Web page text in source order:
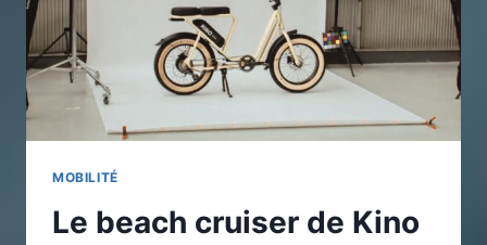
DES
PANNES
MOBILITÉ
Le beach cruiser de Kino